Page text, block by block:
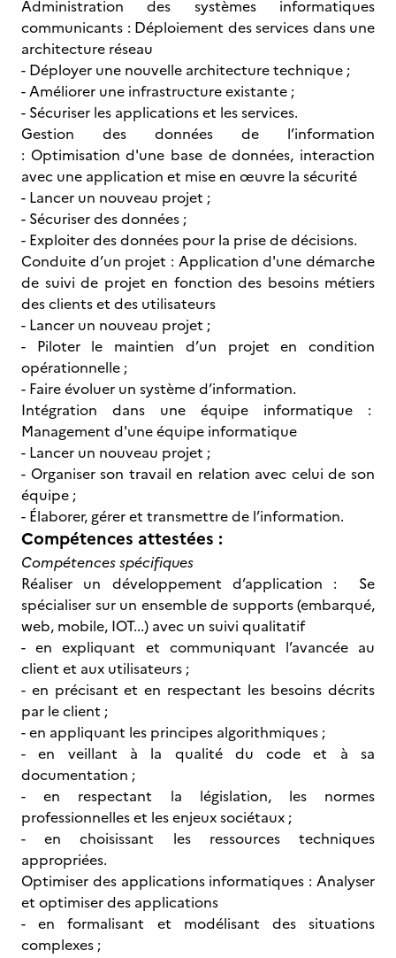
Administration des systèmes informatiques
communicants : Déploiement des services dans une
architecture réseau
- Déployer une nouvelle architecture technique ;
- Améliorer une infrastructure existante ;
- Sécuriser les applications et les services.
Gestion des données de l’information
: Optimisation d'une base de données, interaction
avec une application et mise en œuvre la sécurité
- Lancer un nouveau projet ;
- Sécuriser des données ;
- Exploiter des données pour la prise de décisions.
Conduite d’un projet : Application d'une démarche
de suivi de projet en fonction des besoins métiers
des clients et des utilisateurs
- Lancer un nouveau projet ;
- Piloter le maintien d’un projet en condition
opérationnelle ;
- Faire évoluer un système d’information.
Intégration dans une équipe informatique :
Management d'une équipe informatique
- Lancer un nouveau projet ;
- Organiser son travail en relation avec celui de son
équipe ;
- Élaborer, gérer et transmettre de l’information.
Compétences attestées :
Compétences spécifiques
Réaliser un développement d’application : Se
spécialiser sur un ensemble de supports (embarqué,
web, mobile, IOT...) avec un suivi qualitatif
- en expliquant et communiquant l’avancée au
client et aux utilisateurs ;
- en précisant et en respectant les besoins décrits
par le client ;
- en appliquant les principes algorithmiques ;
- en veillant à la qualité du code et à sa
documentation ;
- en respectant la législation, les normes
professionnelles et les enjeux sociétaux ;
- en choisissant les ressources techniques
appropriées.
Optimiser des applications informatiques : Analyser
et optimiser des applications
- en formalisant et modélisant des situations
complexes ;